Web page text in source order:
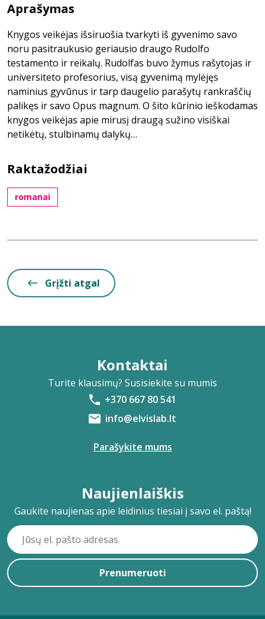
Aprašymas
Knygos veikėjas išsiruošia tvarkyti iš gyvenimo savo
noru pasitraukusio geriausio draugo Rudolfo
testamento ir reikalų. Rudolfas buvo žymus rašytojas ir
universiteto profesorius, visą gyvenimą mylėjęs
naminius gyvūnus ir tarp daugelio parašytų rankraščių
palikęs ir savo Opus magnum. O šito kūrinio ieškodamas
knygos veikėjas apie mirusį draugą sužino visiškai
netikėtų, stulbinamų dalykų…
Raktažodžiai
romanai
Grįžti atgal
Kontaktai
Turite klausimų? Susisiekite su mumis
+370 667 80 541
info@elvislab.lt
Parašykite mums
Naujienlaiškis
Gaukite naujienas apie leidinius tiesiai į savo el. paštą!
Prenumeruoti